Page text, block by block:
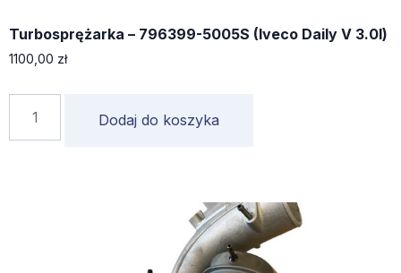
Turbosprężarka – 796399-5005S (Iveco Daily V 3.0l)
1100,00 zł
Dodaj do koszyka